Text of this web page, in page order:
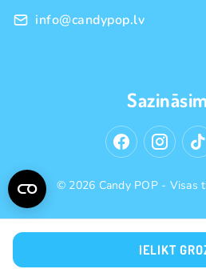
IELIKT
info@candypop.lv
© 2026 Candy POP - Visas